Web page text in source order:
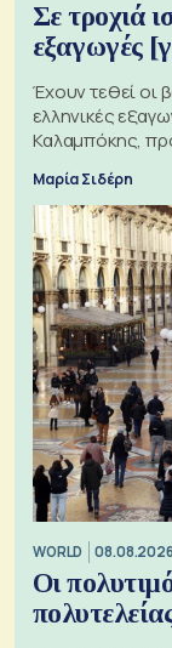
Σε τροχιά
εξαγωγές
Έχουν τεθεί οι
ελληνικές
Καλαμπόκης,
Μαρία Σιδέρη
WORLD
Οι